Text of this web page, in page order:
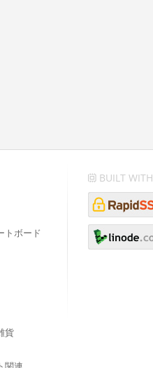
トボード
貨
BUILT WITH